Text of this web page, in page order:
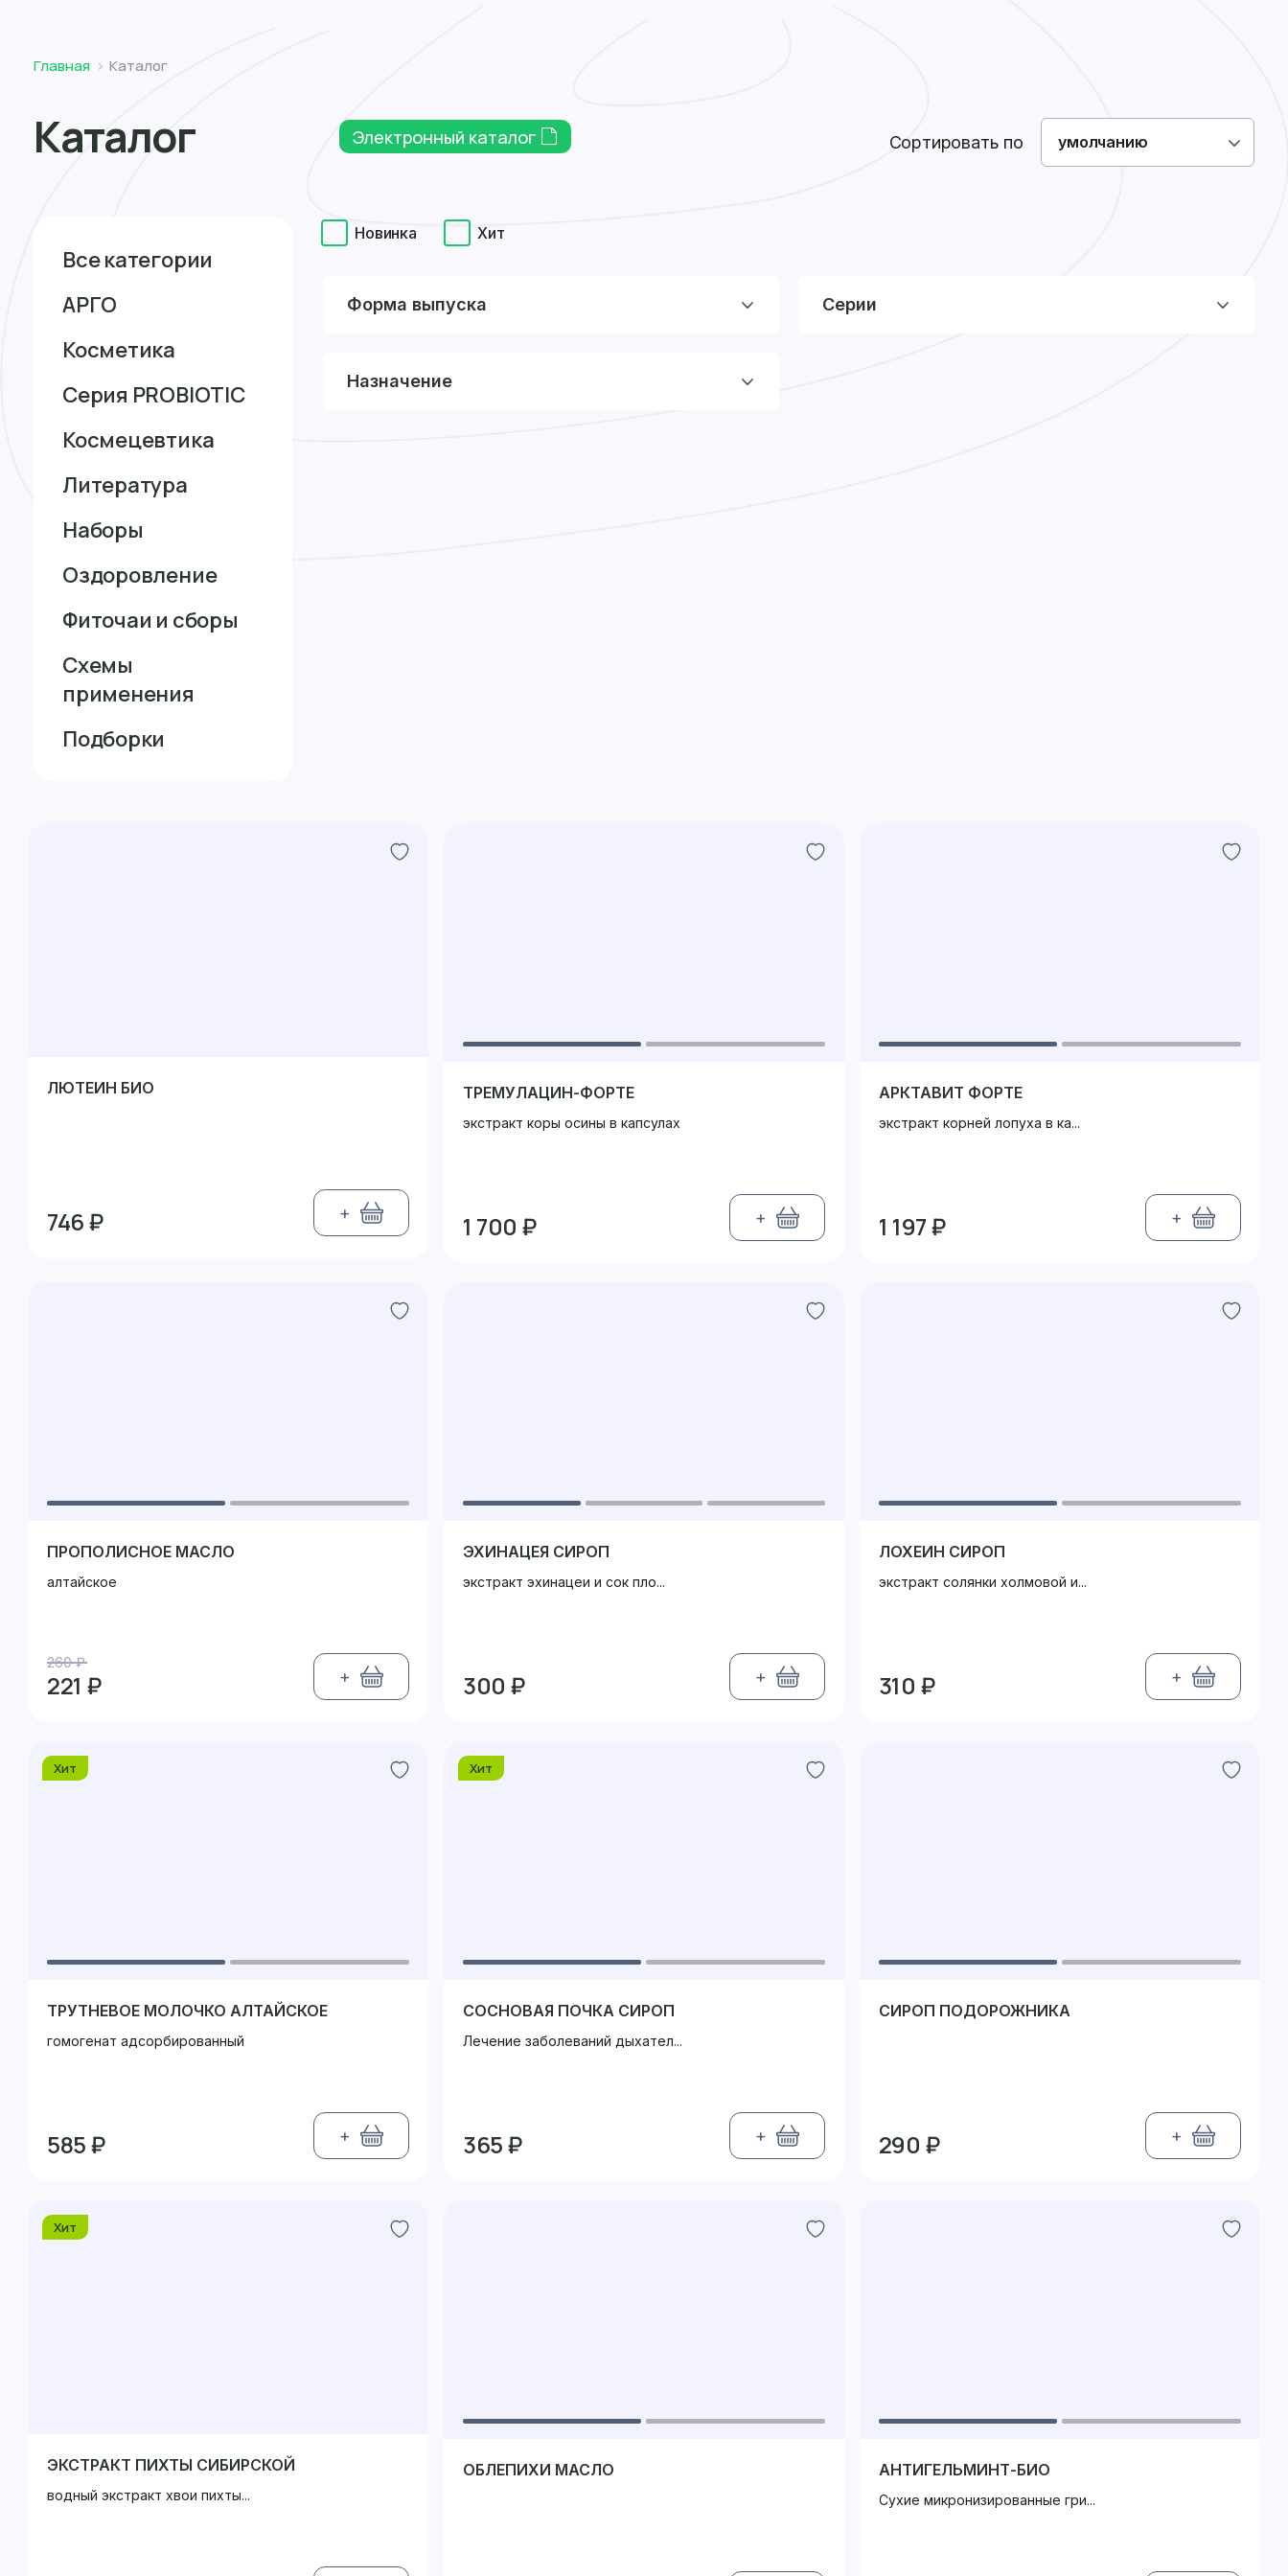
Главная Каталог
Каталог Электронный каталог
Все категории
АРГО
Косметика
Серия PROBIOTIC
Космецевтика
Литература
Наборы
Оздоровление
Фиточаи и сборы
Схемы
применения
Подборки
Форма выпуска Серии
Назначение
Новинка Хит
Сортировать по умолчанию
ЛЮТЕИН БИО
746 ₽ +
ТРЕМУЛАЦИН-ФОРТЕ
экстракт коры осины в капсулах
1 700 ₽ +
АРКТАВИТ ФОРТЕ
экстракт корней лопуха в ка...
1 197 ₽ +
ПРОПОЛИСНОЕ МАСЛО
алтайское
260 ₽
221 ₽ +
ЭХИНАЦЕЯ СИРОП
экстракт эхинацеи и сок пло...
300 ₽ +
ЛОХЕИН СИРОП
экстракт солянки холмовой и...
310 ₽ +
Хит
ТРУТНЕВОЕ МОЛОЧКО АЛТАЙСКОЕ
гомогенат адсорбированный
585 ₽ +
Хит
СОСНОВАЯ ПОЧКА СИРОП
Лечение заболеваний дыхател...
365 ₽ +
СИРОП ПОДОРОЖНИКА
290 ₽ +
Хит
ЭКСТРАКТ ПИХТЫ СИБИРСКОЙ
водный экстракт хвои пихты...
ОБЛЕПИХИ МАСЛО АНТИГЕЛЬМИНТ-БИО
Сухие микронизированные гри...